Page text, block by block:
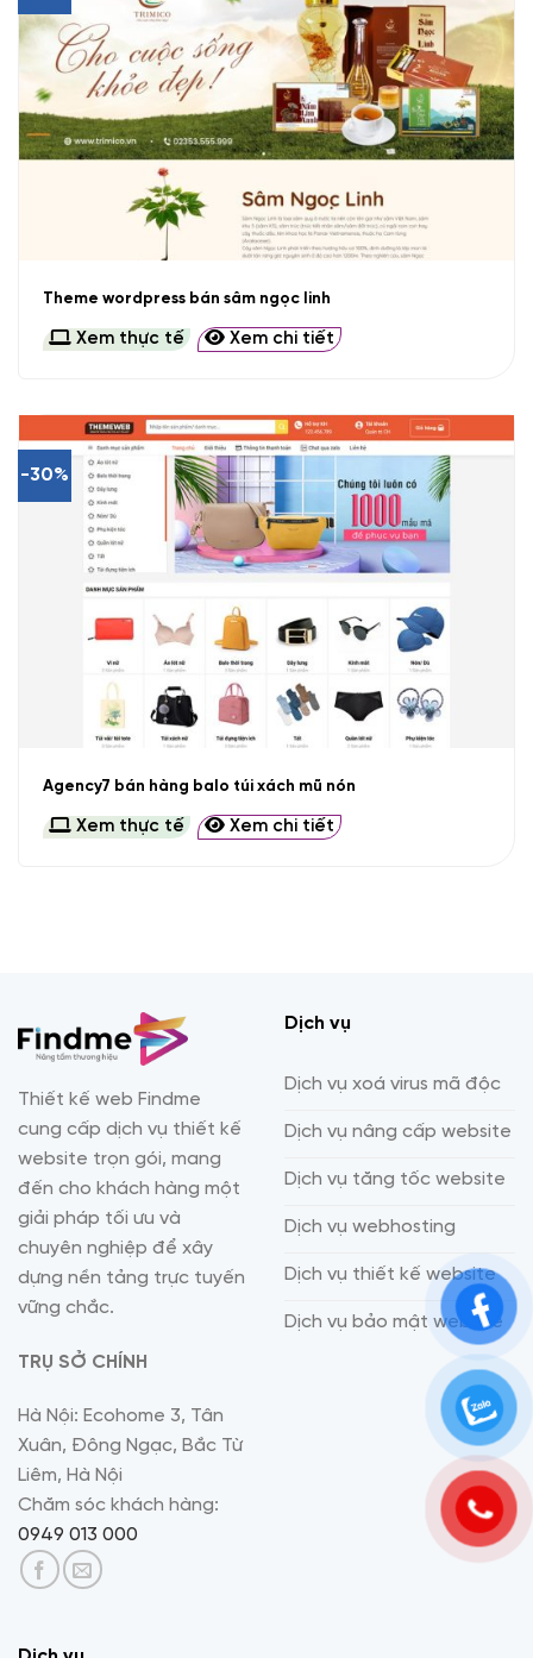
Theme wordpress bán sâm ngọc linh
Xem thực tế Xem chi tiết
-30%
Agency7 bán hàng balo túi xách mũ nón
Xem thực tế Xem chi tiết
Thiết kế web Findme
cung cấp dịch vụ thiết kế
website trọn gói, mang
đến cho khách hàng một
giải pháp tối ưu và
chuyên nghiệp để xây
dựng nền tảng trực tuyến
vững chắc.
TRỤ SỞ CHÍNH
Hà Nội: Ecohome 3, Tân
Xuân, Đông Ngạc, Bắc Từ
Liêm, Hà Nội
Chăm sóc khách hàng:
0949 013 000
Dịch vụ
Dịch vụ xoá virus mã độc
Dịch vụ nâng cấp website
Dịch vụ tăng tốc website
Dịch vụ webhosting
Dịch vụ thiết kế website
Dịch vụ bảo mật website